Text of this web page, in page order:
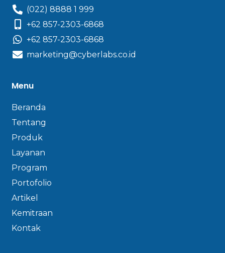
(022) 8888 1 999
+62 857-2303-6868
+62 857-2303-6868
marketing@cyberlabs.co.id
Menu
Beranda
Tentang
Produk
Layanan
Program
Portofolio
Artikel
Kemitraan
Kontak